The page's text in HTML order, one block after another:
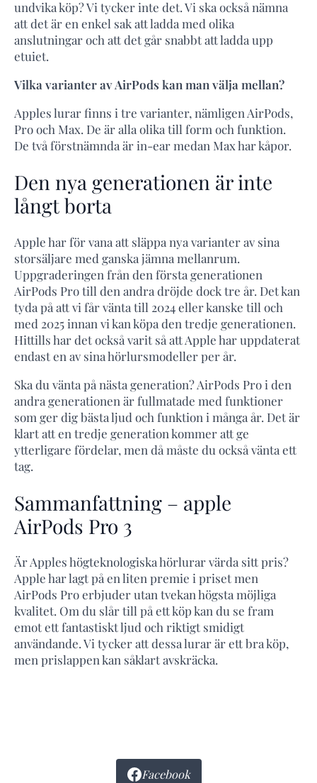
undvika köp? Vi tycker inte det. Vi ska också nämna
att det är en enkel sak att ladda med olika
anslutningar och att det går snabbt att ladda upp
etuiet.
Vilka varianter av AirPods kan man välja mellan?
Apples lurar finns i tre varianter, nämligen AirPods,
Pro och Max. De är alla olika till form och funktion.
De två förstnämnda är in-ear medan Max har kåpor.
Den nya generationen är inte
långt borta
Apple har för vana att släppa nya varianter av sina
storsäljare med ganska jämna mellanrum.
Uppgraderingen från den första generationen
AirPods Pro till den andra dröjde dock tre år. Det kan
tyda på att vi får vänta till 2024 eller kanske till och
med 2025 innan vi kan köpa den tredje generationen.
Hittills har det också varit så att Apple har uppdaterat
endast en av sina hörlursmodeller per år.
Ska du vänta på nästa generation? AirPods Pro i den
andra generationen är fullmatade med funktioner
som ger dig bästa ljud och funktion i många år. Det är
klart att en tredje generation kommer att ge
ytterligare fördelar, men då måste du också vänta ett
tag.
Sammanfattning – apple
AirPods Pro 3
Är Apples högteknologiska hörlurar värda sitt pris?
Apple har lagt på en liten premie i priset men
AirPods Pro erbjuder utan tvekan högsta möjliga
kvalitet. Om du slår till på ett köp kan du se fram
emot ett fantastiskt ljud och riktigt smidigt
användande. Vi tycker att dessa lurar är ett bra köp,
men prislappen kan såklart avskräcka.
Facebook